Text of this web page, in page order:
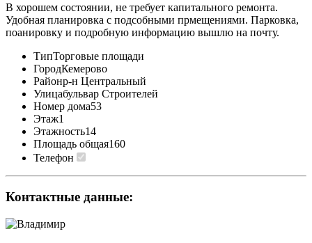
В хорошем состоянии, не требует капитального ремонта.
Удобная планировка с подсобными прмещениями. Парковка,
поанировку и подробную информацию вышлю на почту.
ТипТорговые площади
ГородКемерово
Районр-н Центральный
Улицабульвар Строителей
Номер дома53
Этаж1
Этажность14
Площадь общая160
Телефон
Контактные данные: